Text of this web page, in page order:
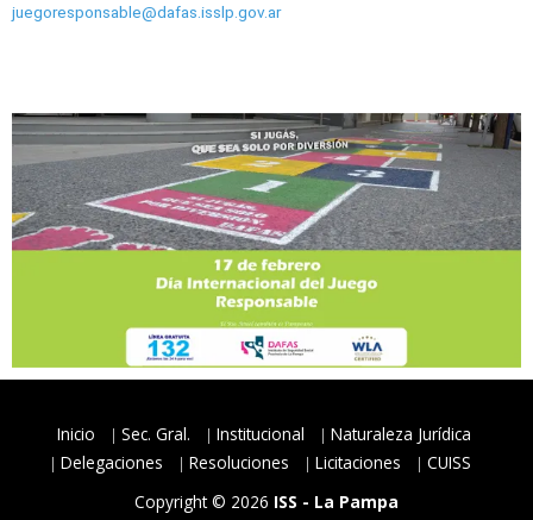
juegoresponsable@dafas.isslp.gov.ar
Inicio Sec. Gral. Institucional
Naturaleza Jurídica
Delegaciones
Resoluciones Licitaciones
CUISS
Copyright © 2026 ISS - La Pampa